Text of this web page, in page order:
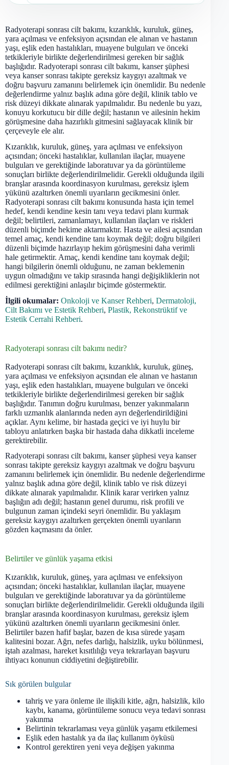
Radyoterapi sonrası cilt bakımı, kızarıklık, kuruluk, güneş,
yara açılması ve enfeksiyon açısından ele alınan ve hastanın
yaşı, eşlik eden hastalıkları, muayene bulguları ve önceki
tetkikleriyle birlikte değerlendirilmesi gereken bir sağlık
başlığıdır. Radyoterapi sonrası cilt bakımı, kanser şüphesi
veya kanser sonrası takipte gereksiz kaygıyı azaltmak ve
doğru başvuru zamanını belirlemek için önemlidir. Bu nedenle
değerlendirme yalnız başlık adına göre değil, klinik tablo ve
risk düzeyi dikkate alınarak yapılmalıdır. Bu nedenle bu yazı,
konuyu korkutucu bir dille değil; hastanın ve ailesinin hekim
görüşmesine daha hazırlıklı gitmesini sağlayacak klinik bir
çerçeveyle ele alır.
Kızarıklık, kuruluk, güneş, yara açılması ve enfeksiyon
açısından; önceki hastalıklar, kullanılan ilaçlar, muayene
bulguları ve gerektiğinde laboratuvar ya da görüntüleme
sonuçları birlikte değerlendirilmelidir. Gerekli olduğunda ilgili
branşlar arasında koordinasyon kurulması, gereksiz işlem
yükünü azaltırken önemli uyarıların gecikmesini önler.
Radyoterapi sonrası cilt bakımı konusunda hasta için temel
hedef, kendi kendine kesin tanı veya tedavi planı kurmak
değil; belirtileri, zamanlamayı, kullanılan ilaçları ve riskleri
düzenli biçimde hekime aktarmaktır. Hasta ve ailesi açısından
temel amaç, kendi kendine tanı koymak değil; doğru bilgileri
düzenli biçimde hazırlayıp hekim görüşmesini daha verimli
hale getirmektir. Amaç, kendi kendine tanı koymak değil;
hangi bilgilerin önemli olduğunu, ne zaman beklemenin
uygun olmadığını ve takip sırasında hangi değişikliklerin not
edilmesi gerektiğini anlaşılır biçimde göstermektir.
İlgili okumalar: Onkoloji ve Kanser Rehberi, Dermatoloji,
Cilt Bakımı ve Estetik Rehberi, Plastik, Rekonstrüktif ve
Estetik Cerrahi Rehberi.
Radyoterapi sonrası cilt bakımı nedir?
Radyoterapi sonrası cilt bakımı, kızarıklık, kuruluk, güneş,
yara açılması ve enfeksiyon açısından ele alınan ve hastanın
yaşı, eşlik eden hastalıkları, muayene bulguları ve önceki
tetkikleriyle birlikte değerlendirilmesi gereken bir sağlık
başlığıdır. Tanımın doğru kurulması, benzer yakınmaların
farklı uzmanlık alanlarında neden ayrı değerlendirildiğini
açıklar. Aynı kelime, bir hastada geçici ve iyi huylu bir
tabloyu anlatırken başka bir hastada daha dikkatli inceleme
gerektirebilir.
Radyoterapi sonrası cilt bakımı, kanser şüphesi veya kanser
sonrası takipte gereksiz kaygıyı azaltmak ve doğru başvuru
zamanını belirlemek için önemlidir. Bu nedenle değerlendirme
yalnız başlık adına göre değil, klinik tablo ve risk düzeyi
dikkate alınarak yapılmalıdır. Klinik karar verirken yalnız
başlığın adı değil; hastanın genel durumu, risk profili ve
bulgunun zaman içindeki seyri önemlidir. Bu yaklaşım
gereksiz kaygıyı azaltırken gerçekten önemli uyarıların
gözden kaçmasını da önler.
Belirtiler ve günlük yaşama etkisi
Kızarıklık, kuruluk, güneş, yara açılması ve enfeksiyon
açısından; önceki hastalıklar, kullanılan ilaçlar, muayene
bulguları ve gerektiğinde laboratuvar ya da görüntüleme
sonuçları birlikte değerlendirilmelidir. Gerekli olduğunda ilgili
branşlar arasında koordinasyon kurulması, gereksiz işlem
yükünü azaltırken önemli uyarıların gecikmesini önler.
Belirtiler bazen hafif başlar, bazen de kısa sürede yaşam
kalitesini bozar. Ağrı, nefes darlığı, halsizlik, uyku bölünmesi,
iştah azalması, hareket kısıtlılığı veya tekrarlayan başvuru
ihtiyacı konunun ciddiyetini değiştirebilir.
Sık görülen bulgular
tahriş ve yara önleme ile ilişkili kitle, ağrı, halsizlik, kilo
kaybı, kanama, görüntüleme sonucu veya tedavi sonrası
yakınma
Belirtinin tekrarlaması veya günlük yaşamı etkilemesi
Eşlik eden hastalık ya da ilaç kullanım öyküsü
Kontrol gerektiren yeni veya değişen yakınma